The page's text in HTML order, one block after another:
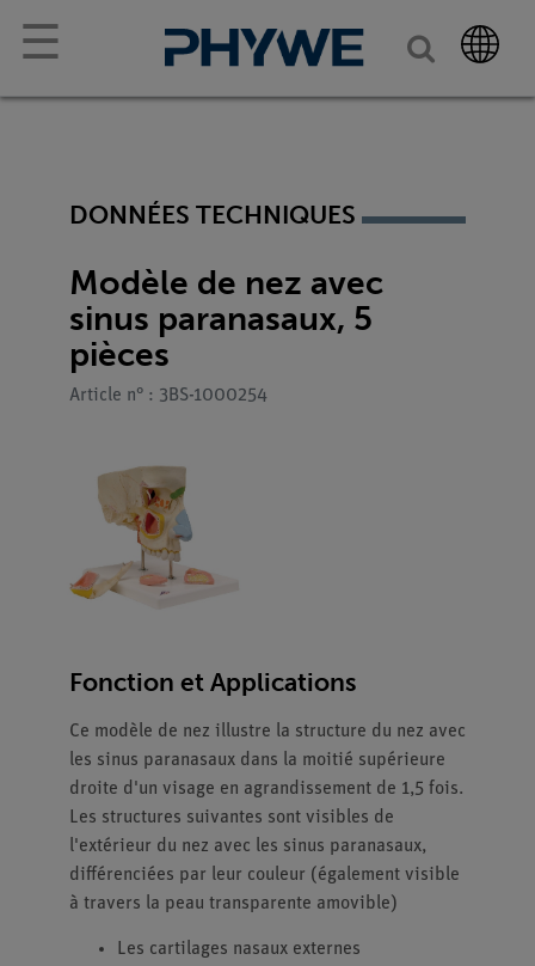
☰
DONNÉES TECHNIQUES
Modèle de nez avec
sinus paranasaux, 5
pièces
Article n° : 3BS-1000254
Fonction et Applications
Ce modèle de nez illustre la structure du nez avec
les sinus paranasaux dans la moitié supérieure
droite d'un visage en agrandissement de 1,5 fois.
Les structures suivantes sont visibles de
l'extérieur du nez avec les sinus paranasaux,
différenciées par leur couleur (également visible
à travers la peau transparente amovible)
Les cartilages nasaux externes